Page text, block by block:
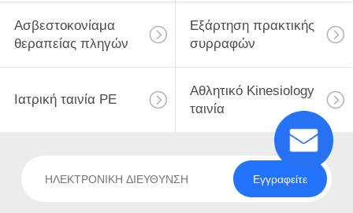
Ασβεστοκονίαμα
θεραπείας πληγών
Εξάρτηση πρακτικής
συρραφών
Ιατρική ταινία PE
Αθλητικό Kinesiology
ταινία
Εγγραφείτε